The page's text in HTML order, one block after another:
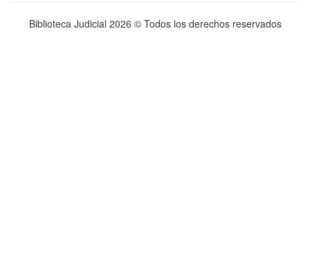
Biblioteca Judicial 2026 © Todos los derechos reservados